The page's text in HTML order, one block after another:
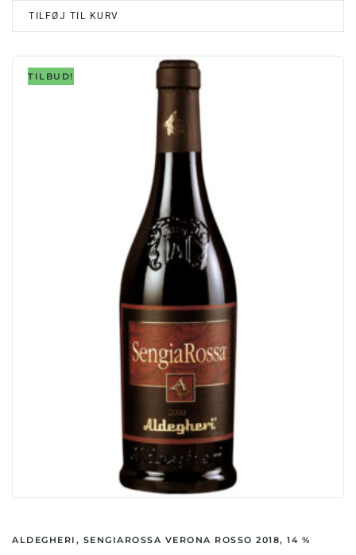
TILFØJ TIL KURV
TILBUD!
ALDEGHERI, SENGIAROSSA VERONA ROSSO 2018, 14 %